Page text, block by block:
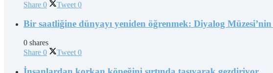
Share 0 Tweet 0
Bir saatliğine dünyayı yeniden öğrenmek: Diyalog
0 shares
Share 0 Tweet 0